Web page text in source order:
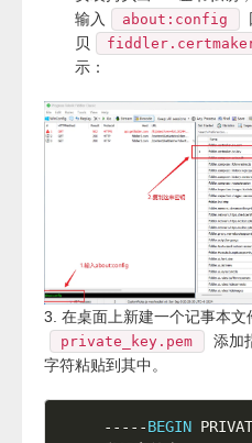
输入
about:config
贝
示：
3. 在桌面上新建一个记事本文
private_key.pem
添加
字符粘贴到其中。
- -- - -BEGIN